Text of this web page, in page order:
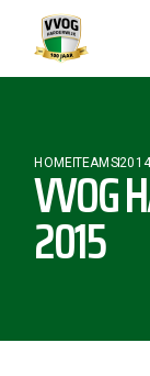
HOMETEAMS
VVOG
2015